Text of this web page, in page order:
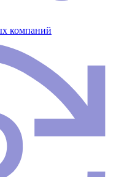
компаний